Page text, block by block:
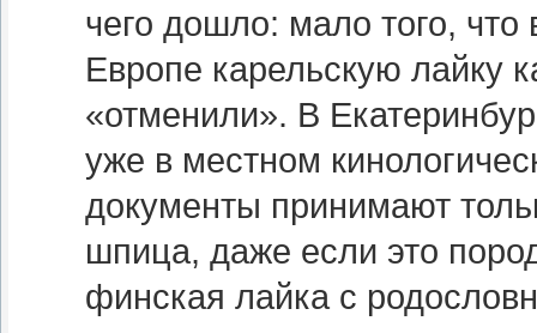
чего дошло: мало того,
Европе карельскую лайку
«отменили». В
уже в местном
документы принимают
шпица, даже если это
финская лайка с